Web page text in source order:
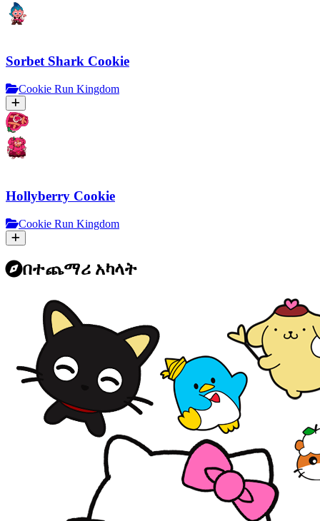
Sorbet Shark Cookie
Cookie Run Kingdom
Hollyberry Cookie
Cookie Run Kingdom
በተጨማሪ አካላት